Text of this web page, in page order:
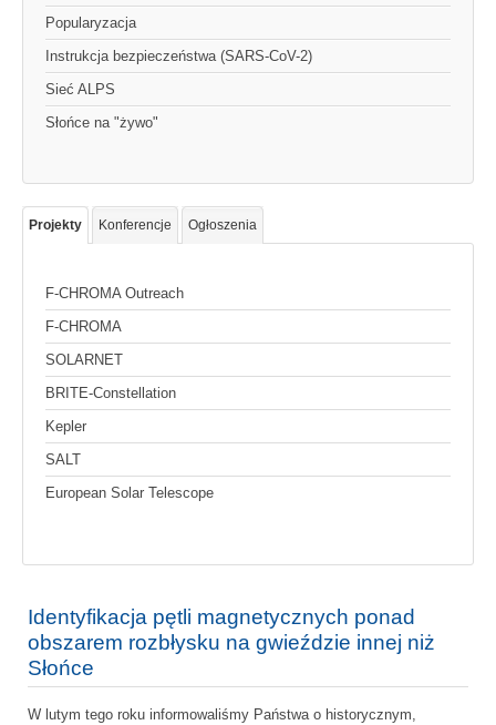
Popularyzacja
Instrukcja bezpieczeństwa (SARS-CoV-2)
Sieć ALPS
Słońce na "żywo"
Projekty Konferencje Ogłoszenia
F-CHROMA Outreach
F-CHROMA
SOLARNET
BRITE-Constellation
Kepler
SALT
European Solar Telescope
Identyfikacja pętli magnetycznych ponad
obszarem rozbłysku na gwieździe innej niż
Słońce
W lutym tego roku informowaliśmy Państwa o historycznym,